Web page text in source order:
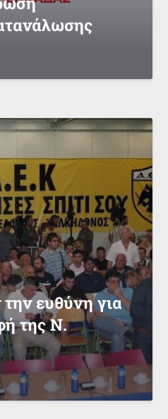
ευθύνη για
της Ν.